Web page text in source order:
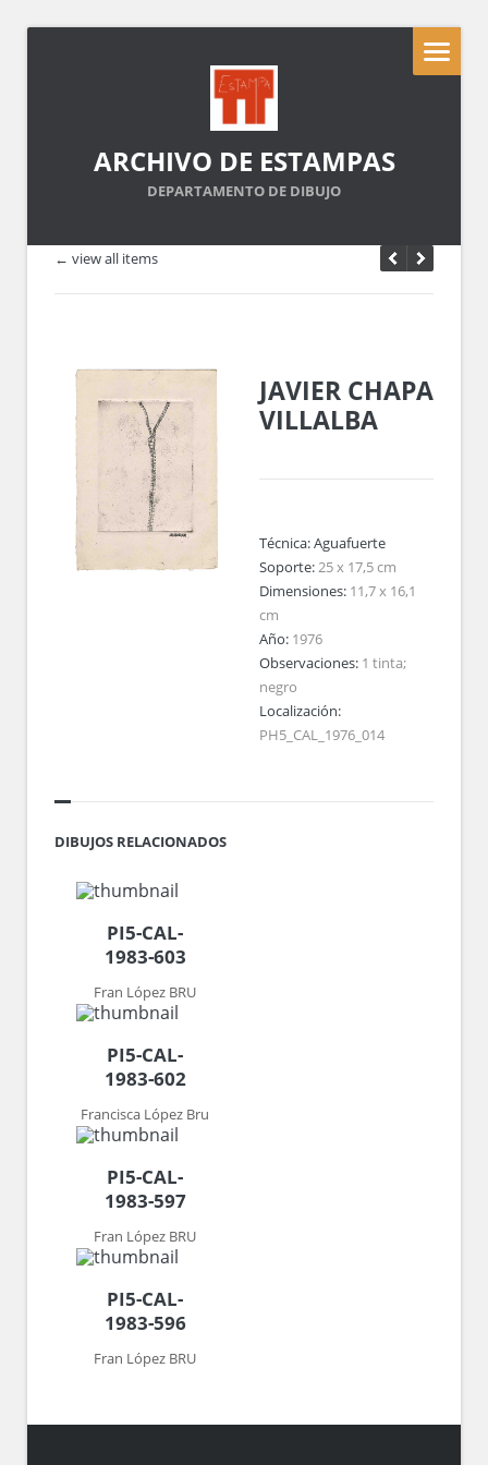
ARCHIVO DE ESTAMPAS
DEPARTAMENTO DE DIBUJO
← view all items
JAVIER CHAPA
VILLALBA
Técnica:Aguafuerte
Soporte:25 x 17,5 cm
Dimensiones: 11,7 x 16,1
cm
Año: 1976
Observaciones: 1 tinta;
negro
Localización:
PH5_CAL_1976_014
DIBUJOS RELACIONADOS
PI5-CAL-
1983-603
Fran López BRU
PI5-CAL-
1983-602
Francisca López Bru
PI5-CAL-
1983-597
Fran López BRU
PI5-CAL-
1983-596
Fran López BRU